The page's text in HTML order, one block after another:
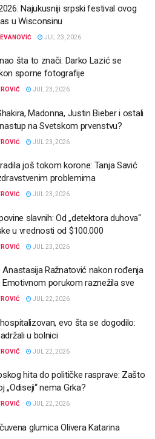
Najukusniji srpski festival ovog
u Wisconsinu
JUL 23, 2026
šta to znači: Darko Lazić se
sporne fotografije
JUL 23, 2026
Madonna, Justin Bieber i ostali
na Svetskom prvenstvu?
JUL 23, 2026
još tokom korone: Tanja Savić
problemima
JUL 23, 2026
slavnih: Od „detektora duhova“
u vrednosti od $100.000
JUL 23, 2026
Anastasija Ražnatović nakon rođenja
Emotivnom porukom raznežila sve
JUL 22, 2026
evo šta se dogodilo:
u bolnici
JUL 22, 2026
hita do političke rasprave: Zašto
„Odiseji“ nema Grka?
JUL 22, 2026
glumica Olivera Katarina